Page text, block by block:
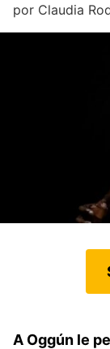
por Claudia
A Oggún le